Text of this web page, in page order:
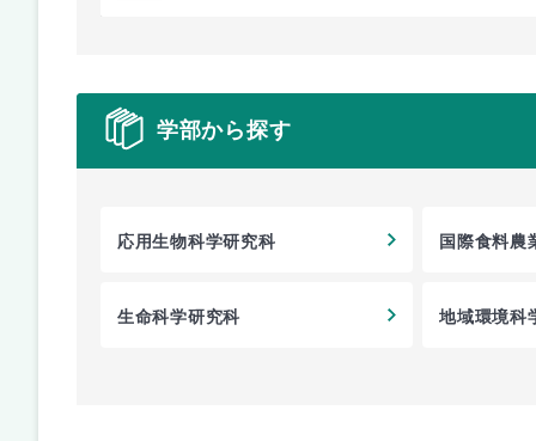
学部から探す
応用生物科学研究科 国際食料農
生命科学研究科 地域環境科